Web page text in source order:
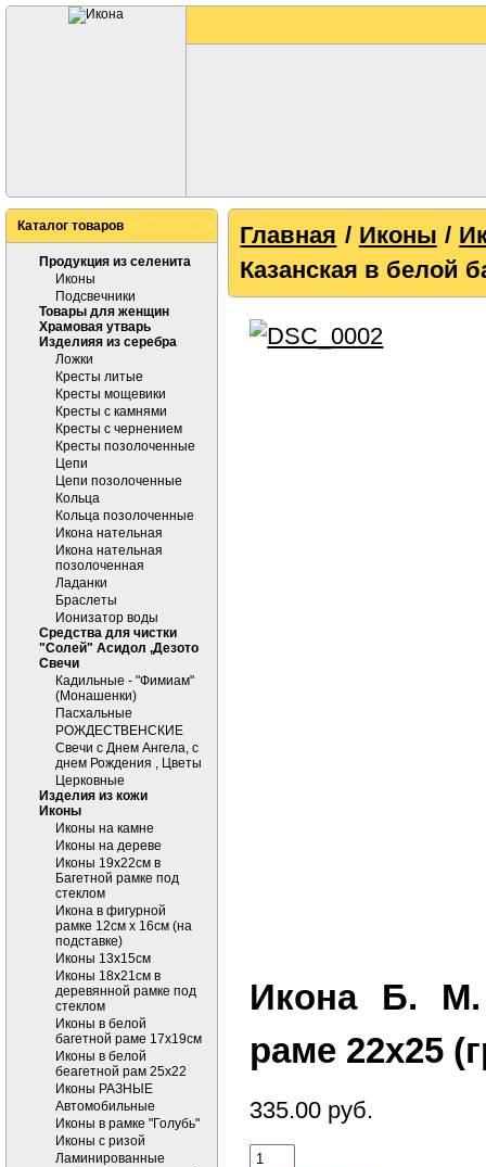
Каталог товаров
Продукция из селенита
Иконы
Подсвечники
Товары для женщин
Храмовая утварь
Изделияя из серебра
Ложки
Кресты литые
Кресты мощевики
Кресты с камнями
Кресты с чернением
Кресты позолоченные
Цепи
Цепи позолоченные
Кольца
Кольца позолоченные
Икона нательная
Икона нательная
позолоченная
Ладанки
Браслеты
Ионизатор воды
Средства для чистки
"Солей" Асидол ,Дезото
Cвечи
Кадильные - "Фимиам"
(Монашенки)
Пасхальные
РОЖДЕСТВЕНСКИЕ
Свечи с Днем Ангела, с
днем Рождения , Цветы
Церковные
Изделия из кожи
Иконы
Иконы на камне
Иконы на дереве
Иконы 19х22см в
Багетной рамке под
стеклом
Икона в фигурной
рамке 12см х 16см (на
подставке)
Иконы 13х15см
Иконы 18х21см в
деревянной рамке под
стеклом
Иконы в белой
багетной раме 17х19см
Иконы в белой
беагетной рам 25х22
Иконы РАЗНЫЕ
Автомобильные
Иконы в рамке "Голубь"
Иконы с ризой
Ламинированные
Главная / Иконы /
Казанская в белой
Икона Б. М.
раме 22х25
335.00 руб.